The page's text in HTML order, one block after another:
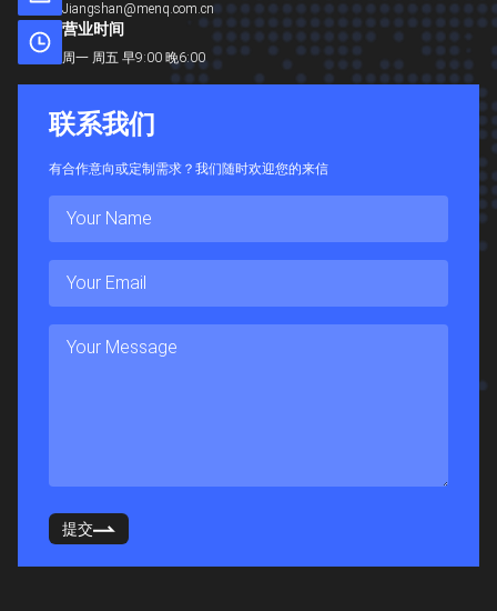
Jiangshan@menq.com.cn
营业时间
周一 周五 早9:00 晚6:00
联系我们
有合作意向或定制需求？我们随时欢迎您的来信
提交